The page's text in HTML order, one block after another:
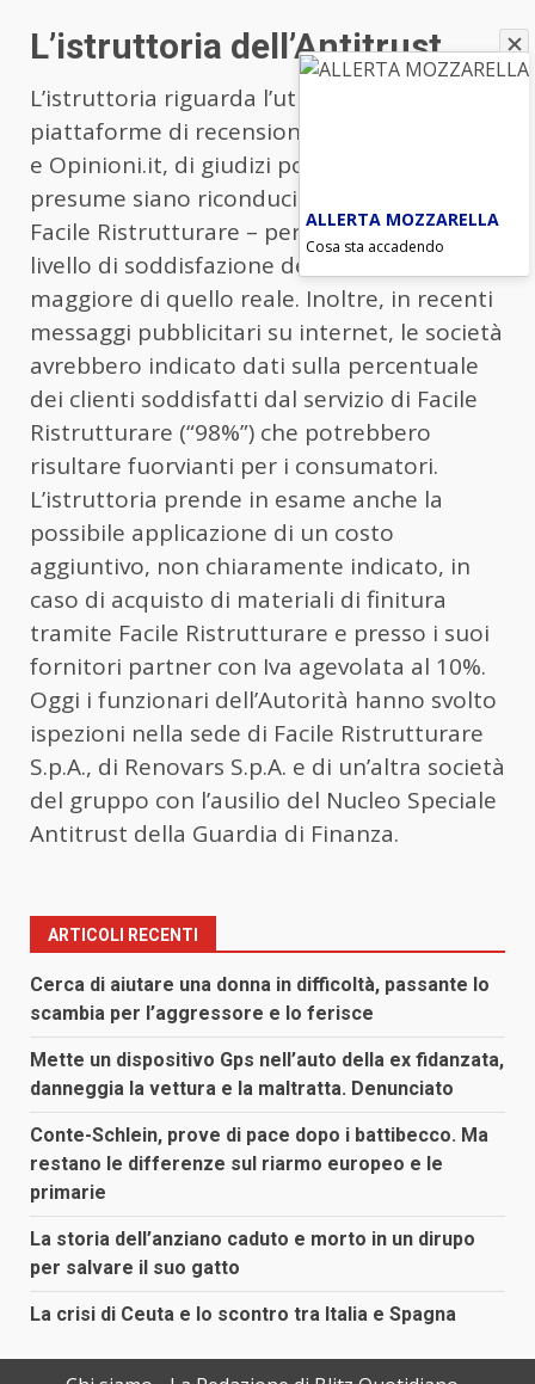
L’istruttoria dell’Antitrust
L’istruttoria riguarda l’utilizzo, sulle
piattaforme di recensioni online Trustpilot
e Opinioni.it, di giudizi positivi – che si
presume siano riconducibili alla stessa
Facile Ristrutturare – per accreditare un
livello di soddisfazione dei consumatori
maggiore di quello reale. Inoltre, in recenti
messaggi pubblicitari su internet, le società
avrebbero indicato dati sulla percentuale
dei clienti soddisfatti dal servizio di Facile
Ristrutturare (“98%”) che potrebbero
risultare fuorvianti per i consumatori.
L’istruttoria prende in esame anche la
possibile applicazione di un costo
aggiuntivo, non chiaramente indicato, in
caso di acquisto di materiali di finitura
tramite Facile Ristrutturare e presso i suoi
fornitori partner con Iva agevolata al 10%.
Oggi i funzionari dell’Autorità hanno svolto
ispezioni nella sede di Facile Ristrutturare
S.p.A., di Renovars S.p.A. e di un’altra società
del gruppo con l’ausilio del Nucleo Speciale
Antitrust della Guardia di Finanza.
ARTICOLI RECENTI
Cerca di aiutare una donna in difficoltà, passante lo
scambia per l’aggressore e lo ferisce
Mette un dispositivo Gps nell’auto della ex fidanzata,
danneggia la vettura e la maltratta. Denunciato
Conte-Schlein, prove di pace dopo i battibecco. Ma
restano le differenze sul riarmo europeo e le
primarie
La storia dell’anziano caduto e morto in un dirupo
per salvare il suo gatto
La crisi di Ceuta e lo scontro tra Italia e Spagna
ALLERTA MOZZARELLA
Cosa sta accadendo